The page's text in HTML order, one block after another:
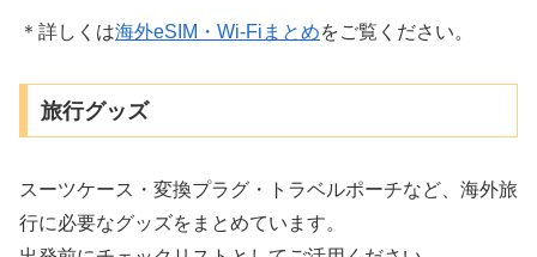
＊詳しくは海外eSIM・Wi-Fiまとめをご覧ください。
旅行グッズ
スーツケース・変換プラグ・トラベルポーチなど、海外旅
行に必要なグッズをまとめています。